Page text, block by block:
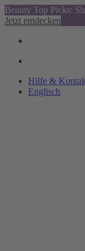
Beauty Top Picks:
Jetzt entdecken
Hilfe &
Englisch